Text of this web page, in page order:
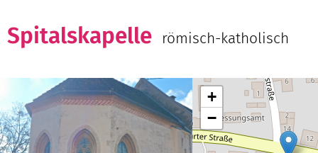
Spitalskapelle römisch-katholisch
+
−